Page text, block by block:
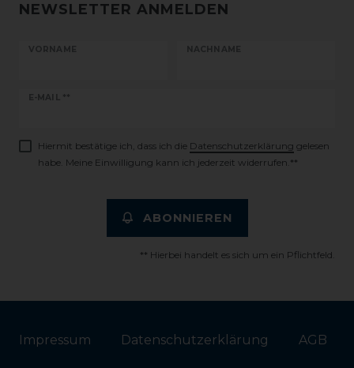
NEWSLETTER ANMELDEN
VORNAME NACHNAME
E-MAIL **
Newsletter
Hiermit bestätige ich, dass ich die Daten­schutz­erklärung gelesen
habe. Meine Einwilligung kann ich jederzeit widerrufen.**
ABONNIEREN
** Hierbei handelt es sich um ein Pflichtfeld.
Impressum Daten­schutz­erklärung AGB